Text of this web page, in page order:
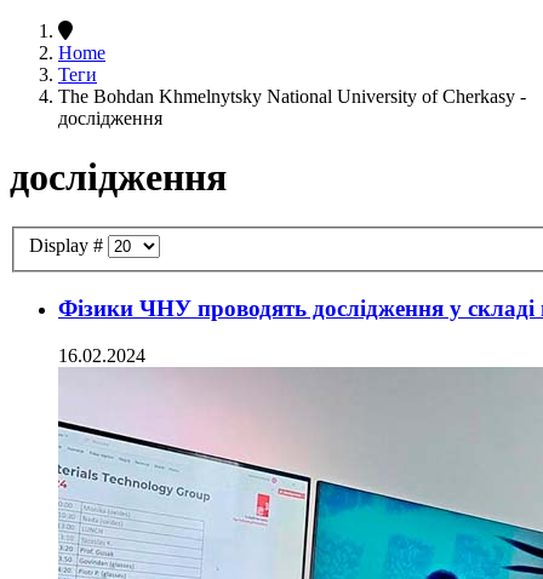
Home
Теги
The Bohdan Khmelnytsky National University of Cherkasy -
дослідження
дослідження
Display #
Фізики ЧНУ проводять дослідження у
16.02.2024